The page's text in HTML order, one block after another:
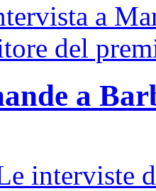
a
del
a
interviste